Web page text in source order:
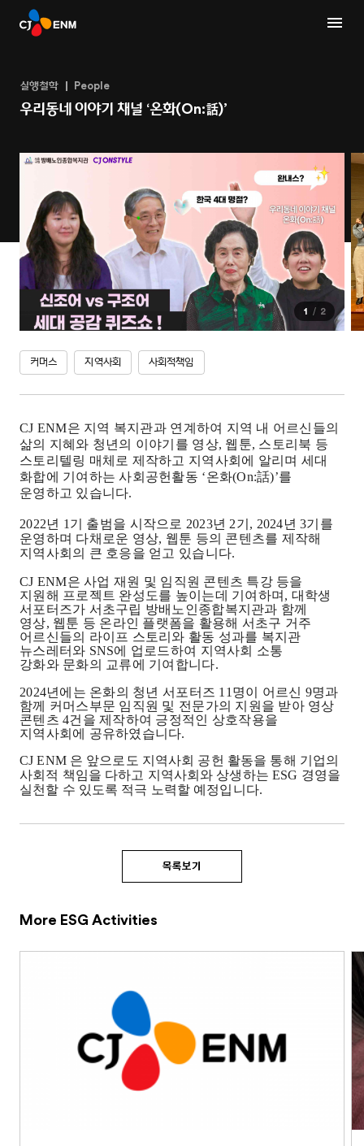
실행철학 People
우리동네 이야기 채널 ‘온화(On:話)’
1 2
커머스 지역사회 사회적책임
CJ ENM은 지역 복지관과 연계하여 지역 내 어르신들의
삶의 지혜와 청년의 이야기를 영상, 웹툰, 스토리북 등
스토리텔링 매체로 제작하고 지역사회에 알리며 세대
화합에 기여하는 사회공헌활동 ‘온화(On:話)’를
운영하고 있습니다.
2022년 1 기 출범을 시작으로 2023년 2기 , 2024년 3기를
운영하며 다채로운 영상, 웹툰 등의 콘텐츠를 제작해
지역사회의 큰 호응을 얻 고 있습니다.
CJ ENM은 사업 재원 및 임직원 콘텐츠 특강 등을
지원해 프로젝트 완성도를 높이는데 기여 하며 , 대학생
서포터즈가 서초구립 방배노인종합복지관과 함께
영상, 웹툰 등 온라인 플랫폼을 활용해 서초구 거주
어르신들의 라이프 스토리 와 활동 성과를 복지관
뉴스레터와 SNS에 업로드하여 지역사회 소통
강화와 문화의 교류에 기여합니다.
2024년에는 온화의 청년 서포터즈 11 명이 어르신 9명과
함께 커머스부문 임직원 및 전문가의 지원을 받아 영상
콘텐츠 4건을 제작하여 긍정적인 상호작용을
지역사회에 공유하였습니다.
CJENM 은 앞으로도 지역사회 공헌 활동을 통해 기업의
사회적 책임을 다하고 지역사회와 상생하는 ESG 경영을
실천할 수 있도록 적극 노력할 예정입니다.
목록보기
More ESG Activities